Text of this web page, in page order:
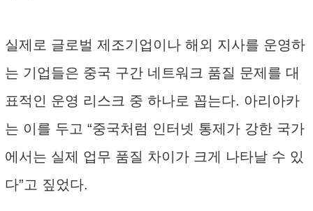
실제로 글로벌 제조기업이나 해외 지사를 운영하
는 기업들은 중국 구간 네트워크 품질 문제를 대
표적인 운영 리스크 중 하나로 꼽는다. 아리아카
는 이를 두고 “중국처럼 인터넷 통제가 강한 국가
에서는 실제 업무 품질 차이가 크게 나타날 수 있
다”고 짚었다.